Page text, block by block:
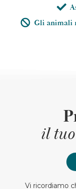
Gli animali
il
Vi ricordiamo